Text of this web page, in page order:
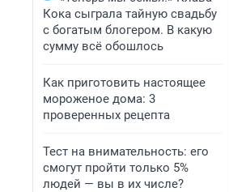
Кока сыграла тайную свадьбу
с богатым блогером. В какую
сумму всё обошлось
Как приготовить настоящее
мороженое дома: 3
проверенных рецепта
Тест на внимательность: его
смогут пройти только 5%
людей — вы в их числе?